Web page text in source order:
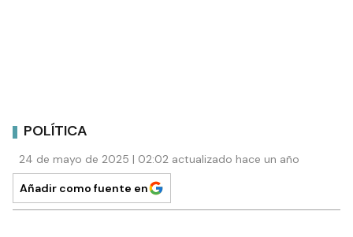
POLÍTICA
24 de mayo de 2025 | 02:02 actualizado hace un año
Añadir como fuente en